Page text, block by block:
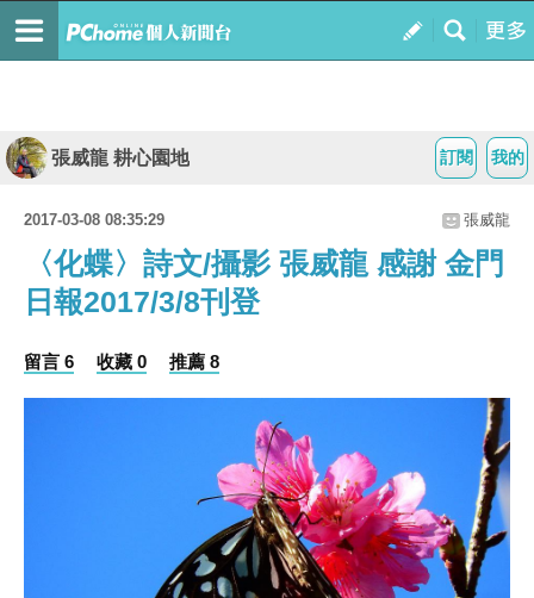
我的
訂閱
張威龍 耕心園地
2017-03-08 08:35:29 張威龍
〈化蝶〉詩文/攝影 張威龍 感謝 金門
日報2017/3/8刊登
留言 6 收藏 0 推薦 8